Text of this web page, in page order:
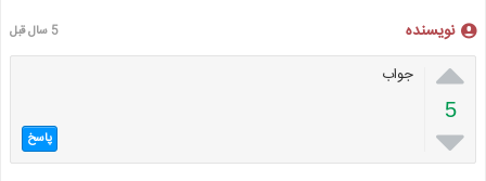
نویسنده 5 سال قبل

5

جواب
پاسخ